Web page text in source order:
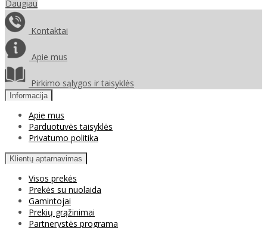
Daugiau
Kontaktai
Apie mus
Pirkimo sąlygos ir taisyklės
Informacija
Apie mus
Parduotuvės taisyklės
Privatumo politika
Klientų aptarnavimas
Visos prekės
Prekės su nuolaida
Gamintojai
Prekių grąžinimai
Partnerystės programa